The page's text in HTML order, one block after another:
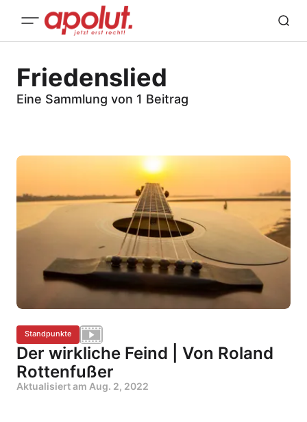
Friedenslied
Eine Sammlung von 1 Beitrag
Standpunkte
Der wirkliche Feind | Von Roland
Rottenfußer
Aktualisiert am Aug. 2, 2022